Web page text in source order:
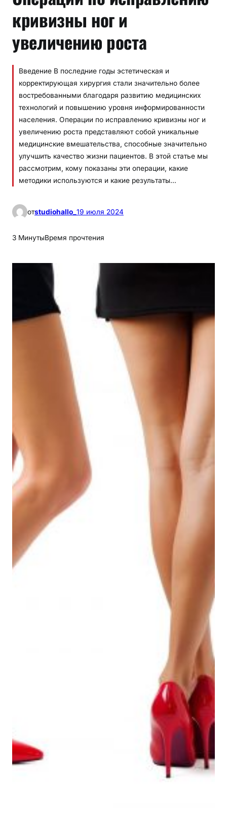
кривизны ног и
увеличению роста
Введение В последние годы эстетическая и
корректирующая хирургия стали значительно более
востребованными благодаря развитию медицинских
технологий и повышению уровня информированности
населения. Операции по исправлению кривизны ног и
увеличению роста представляют собой уникальные
медицинские вмешательства, способные значительно
улучшить качество жизни пациентов. В этой статье мы
рассмотрим, кому показаны эти операции, какие
методики используются и какие результаты…
отstudiohallo_ 19 июля 2024
3 МинутыВремя прочтения